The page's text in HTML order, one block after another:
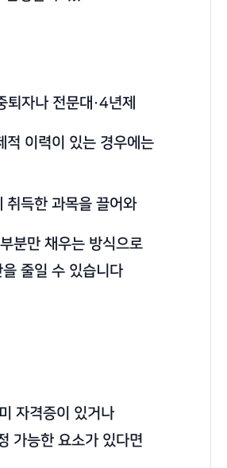
퇴자나 전문대·4년제
적 이력이 있는 경우에는
취득한 과목을 끌어와
분만 채우는 방식으로
을 줄일 수 있습니다
자격증이 있거나
가능한 요소가 있다면